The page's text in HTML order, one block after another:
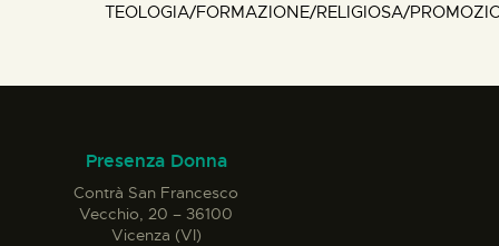
TEOLOGIA/FORMAZIONE/RELIGIOSA/
Presenza Donna
Contrà San Francesco
Vecchio, 20 – 36100
Vicenza (VI)